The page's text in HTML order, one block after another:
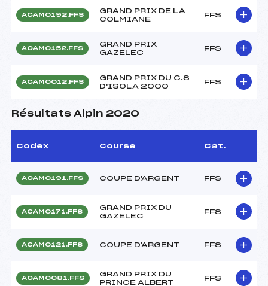
ACAM0192.FFS
GRAND PRIX DE LA
COLMIANE
FFS
ACAM0152.FFS
GRAND PRIX
GAZELEC
FFS
ACAM0012.FFS
GRAND PRIX DU C.S
D'ISOLA 2000
FFS
Résultats Alpin 2020
Codex Course Cat.
ACAM0191.FFS COUPE D'ARGENT FFS
ACAM0171.FFS
GRAND PRIX DU
GAZELEC
FFS
ACAM0121.FFS COUPE D'ARGENT FFS
ACAM0081.FFS
GRAND PRIX DU
PRINCE ALBERT
FFS